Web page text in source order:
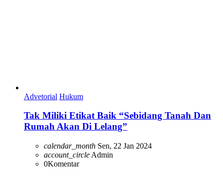
Advetorial Hukum
Tak Miliki Etikat Baik “Sebidang Tanah Dan
Rumah Akan Di Lelang”
calendar_month Sen, 22 Jan 2024
account_circle Admin
0Komentar